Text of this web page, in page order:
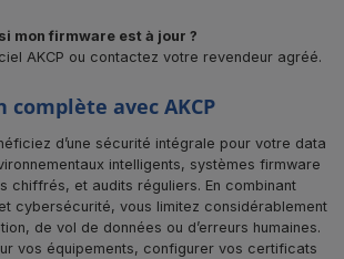
mon firmware est à jour ?
AKCP ou contactez votre revendeur agréé.
avec AKCP
d’une sécurité intégrale pour votre data
intelligents, systèmes firmware
chiffrés, et audits réguliers. En combinant
cybersécurité, vous limitez considérablement
de vol de données ou d’erreurs humaines.
vos équipements, configurer vos certificats